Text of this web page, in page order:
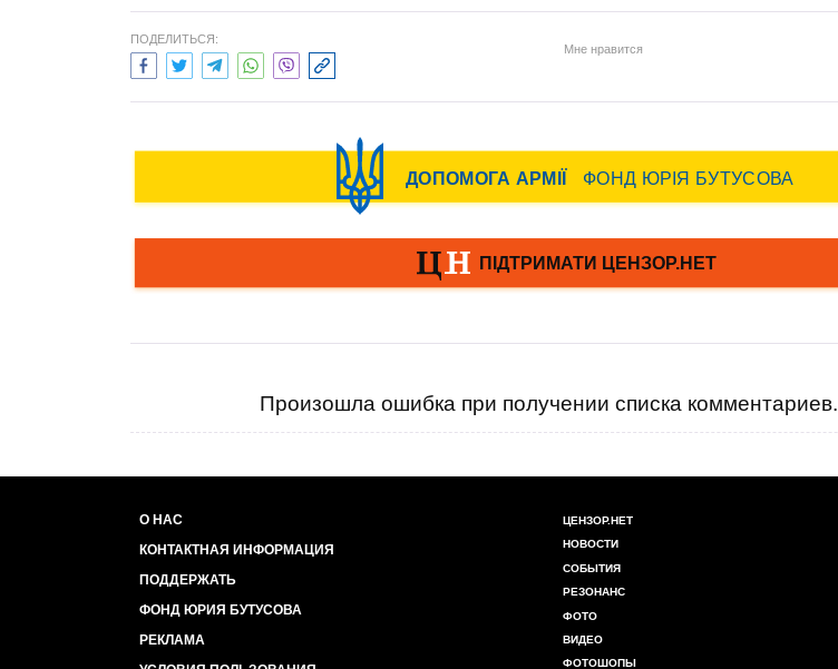
ПОДЕЛИТЬСЯ:
Мне нравится
Произошла ошибка при получении списка комментариев.
О НАС
КОНТАКТНАЯ ИНФОРМАЦИЯ
ПОДДЕРЖАТЬ
ФОНД ЮРИЯ БУТУСОВА
РЕКЛАМА
ЦЕНЗОР.НЕТ
НОВОСТИ
СОБЫТИЯ
РЕЗОНАНС
ФОТО
ВИДЕО
ФОТОШОПЫ